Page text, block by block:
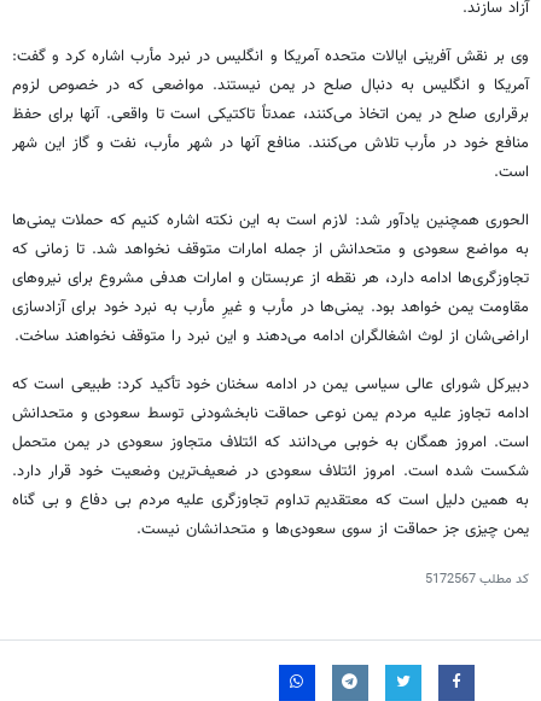
آزاد سازند.
وی بر نقش آفرینی ایالات متحده آمریکا و انگلیس در نبرد مأرب اشاره کرد و گفت:
آمریکا و انگلیس به دنبال صلح در یمن نیستند. مواضعی که در خصوص لزوم
برقراری صلح در یمن اتخاذ می‌کنند، عمدتاً تاکتیکی است تا واقعی. آنها برای حفظ
منافع خود در مأرب تلاش می‌کنند. منافع آنها در شهر مأرب، نفت و گاز این شهر
است.
الحوری همچنین یادآور شد: لازم است به این نکته اشاره کنیم که حملات یمنی‌ها
به مواضع سعودی و متحدانش از جمله امارات متوقف نخواهد شد. تا زمانی که
تجاوزگری‌ها ادامه دارد، هر نقطه از عربستان و امارات هدفی مشروع برای نیروهای
مقاومت یمن خواهد بود. یمنی‌ها در مأرب و غیرِ مأرب به نبرد خود برای آزادسازی
اراضی‌شان از لوث اشغالگران ادامه می‌دهند و این نبرد را متوقف نخواهند ساخت.
دبیرکل شورای عالی سیاسی یمن در ادامه سخنان خود تأکید کرد: طبیعی است که
ادامه تجاوز علیه مردم یمن نوعی حماقت نابخشودنی توسط سعودی و متحدانش
است. امروز همگان به خوبی می‌دانند که ائتلاف متجاوز سعودی در یمن متحمل
شکست شده است. امروز ائتلاف سعودی در ضعیف‌ترین وضعیت خود قرار دارد.
به همین دلیل است که معتقدیم تداوم تجاوزگری علیه مردم بی دفاع و بی گناه
یمن چیزی جز حماقت از سوی سعودی‌ها و متحدانشان نیست.
کد مطلب5172567